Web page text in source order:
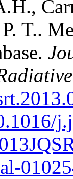
,
P. T..
.